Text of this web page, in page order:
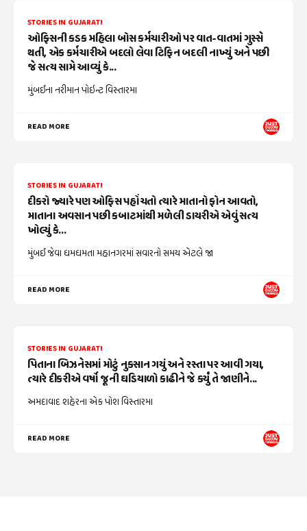
STORIES IN GUJARATI
ઓફિસની કડક મહિલા બોસ કર્મચારીઓ પર વાત-વાતમાં ગુસ્સે
થતી, એક કર્મચારીએ બદલો લેવા ટિફિન બદલી નાખ્યું અને પછી
જે સત્ય સામે આવ્યું કે...
મુંબઈના નરીમાન પોઇન્ટ વિસ્તારમા
READ MORE
STORIES IN GUJARATI
દીકરો જ્યારે પણ ઓફિસ પહોંચતો ત્યારે માતાનો ફોન આવતો,
માતાના અવસાન પછી કબાટમાંથી મળેલી ડાયરીએ એવું સત્ય
ખોલ્યું કે...
મુંબઈ જેવા ધમધમતા મહાનગરમાં સવારનો સમય એટલે જા
READ MORE
STORIES IN GUJARATI
પિતાના બિઝનેસમાં મોટું નુકસાન ગયું અને રસ્તા પર આવી ગયા,
ત્યારે દીકરીએ વર્ષો જૂની ઘડિયાળો કાઢીને જે કર્યું તે જાણીને...
અમદાવાદ શહેરના એક પોશ વિસ્તારમા
READ MORE